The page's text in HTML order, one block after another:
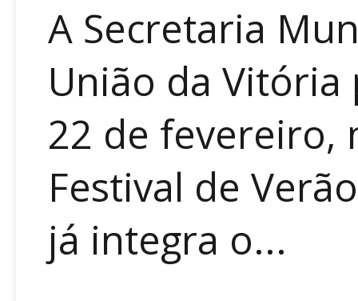
A Secretaria
União da
22 de fevereiro,
Festival de
já integra o...